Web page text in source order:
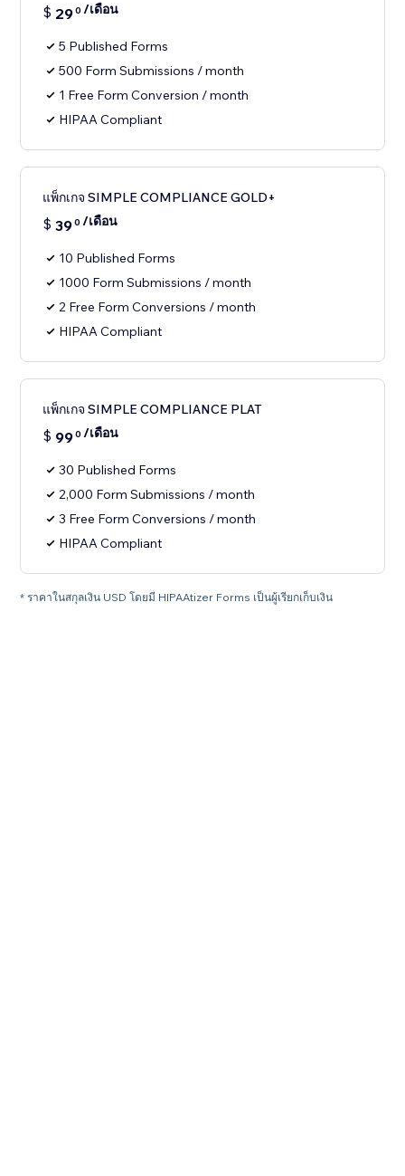
$ 290 /เดือน
5 Published Forms
500 Form Submissions / month
1 Free Form Conversion / month
HIPAA Compliant
แพ็กเกจ SIMPLE COMPLIANCE GOLD+
$ 390 /เดือน
10 Published Forms
1000 Form Submissions / month
2 Free Form Conversions / month
HIPAA Compliant
แพ็กเกจ SIMPLE COMPLIANCE PLAT
$ 990 /เดือน
30 Published Forms
2,000 Form Submissions / month
3 Free Form Conversions / month
HIPAA Compliant
* ราคาในสกุลเงิน USD โดยมี HIPAAtizer Forms เป็นผู้เรียกเก็บเงิน